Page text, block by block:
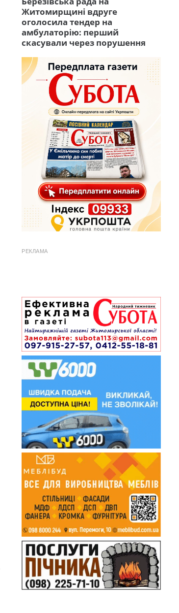
Житомирщині вдруге
оголосила тендер на
амбулаторію: перший
скасували через порушення
РЕКЛАМА